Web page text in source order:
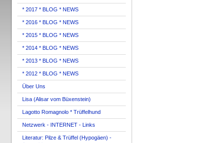
* 2017 * BLOG * NEWS
* 2016 * BLOG * NEWS
* 2015 * BLOG * NEWS
* 2014 * BLOG * NEWS
* 2013 * BLOG * NEWS
* 2012 * BLOG * NEWS
Über Uns
Lisa (Alisar vom Büxenstein)
Lagotto Romagnolo * Trüffelhund
Netzwerk - INTERNET - Links
Literatur: Pilze & Trüffel (Hypogäen) -